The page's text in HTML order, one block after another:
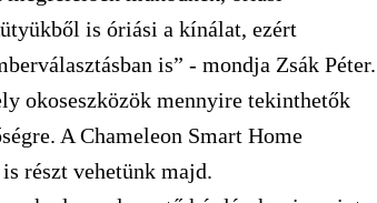
tyükből is óriási a kínálat, ezért
is” - mondja Zsák Péter.
okoseszközök mennyire tekinthetők
A Chameleon Smart Home
részt vehetünk majd.